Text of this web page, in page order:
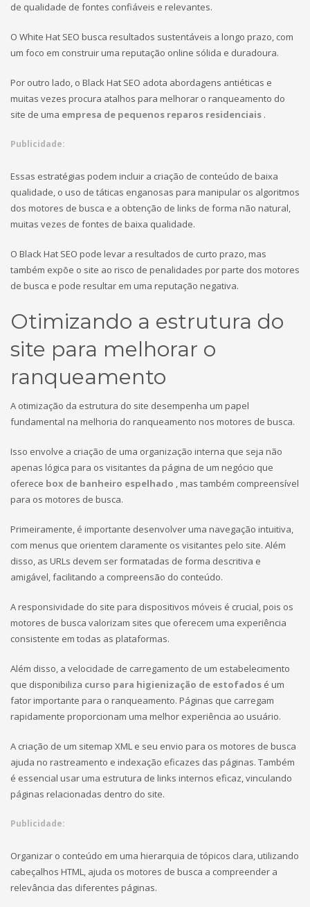
de qualidade de fontes confiáveis e relevantes.
O White Hat SEO busca resultados sustentáveis a longo prazo, com
um foco em construir uma reputação online sólida e duradoura.
Por outro lado, o Black Hat SEO adota abordagens antiéticas e
muitas vezes procura atalhos para melhorar o ranqueamento do
site de uma empresa de pequenos reparos residenciais .
Publicidade:
Essas estratégias podem incluir a criação de conteúdo de baixa
qualidade, o uso de táticas enganosas para manipular os algoritmos
dos motores de busca e a obtenção de links de forma não natural,
muitas vezes de fontes de baixa qualidade.
O Black Hat SEO pode levar a resultados de curto prazo, mas
também expõe o site ao risco de penalidades por parte dos motores
de busca e pode resultar em uma reputação negativa.
Otimizando a estrutura do
site para melhorar o
ranqueamento
A otimização da estrutura do site desempenha um papel
fundamental na melhoria do ranqueamento nos motores de busca.
Isso envolve a criação de uma organização interna que seja não
apenas lógica para os visitantes da página de um negócio que
oferece box de banheiro espelhado , mas também compreensível
para os motores de busca.
Primeiramente, é importante desenvolver uma navegação intuitiva,
com menus que orientem claramente os visitantes pelo site. Além
disso, as URLs devem ser formatadas de forma descritiva e
amigável, facilitando a compreensão do conteúdo.
A responsividade do site para dispositivos móveis é crucial, pois os
motores de busca valorizam sites que oferecem uma experiência
consistente em todas as plataformas.
Além disso, a velocidade de carregamento de um estabelecimento
que disponibiliza curso para higienização de estofados é um
fator importante para o ranqueamento. Páginas que carregam
rapidamente proporcionam uma melhor experiência ao usuário.
A criação de um sitemap XML e seu envio para os motores de busca
ajuda no rastreamento e indexação eficazes das páginas. Também
é essencial usar uma estrutura de links internos eficaz, vinculando
páginas relacionadas dentro do site.
Publicidade:
Organizar o conteúdo em uma hierarquia de tópicos clara, utilizando
cabeçalhos HTML, ajuda os motores de busca a compreender a
relevância das diferentes páginas.